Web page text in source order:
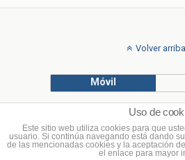
Volver arriba
Móvil
© Francisco Ponce
Uso de
Este sitio web utiliza cookies para que
usuario. Si continúa navegando está dando
de las mencionadas cookies y la aceptación
el enlace para mayor